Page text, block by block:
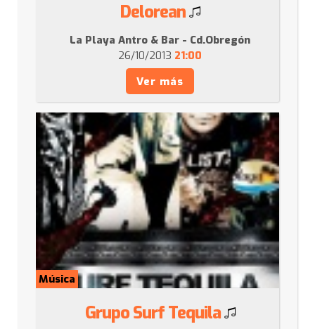
Delorean
La Playa Antro & Bar - Cd.Obregón
26/10/2013 21:00
Ver más
Música
Grupo Surf Tequila